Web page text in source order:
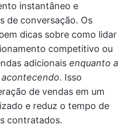
instantâneo e
de conversação. Os
dicas sobre como lidar
competitivo ou
adicionais enquanto a
. Isso
de vendas em um
e reduz o tempo de
contratados.